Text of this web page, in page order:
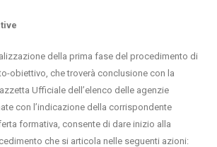
della prima fase del procedimento di
obiettivo, che troverà conclusione con la
Ufficiale dell’elenco delle agenzie
con l’indicazione della corrispondente
formativa, consente di dare inizio alla
che si articola nelle seguenti azioni: